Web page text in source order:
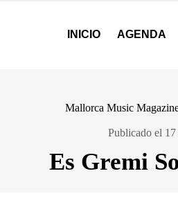
INICIO AGENDA
Mallorca Music
Publicado el
Es Gremi